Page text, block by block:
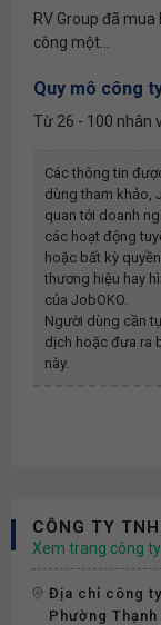
RV Group đã
công một...
Quy mô công
Từ 26 - 100 nhân
Các thông tin
dùng tham khảo,
quan tới doanh
các hoạt động
hoặc bất kỳ
thương hiệu hay
của JobOKO.
Người dùng cần
dịch hoặc đưa ra
này.
CÔNG TY
Xem trang công ty
Địa chỉ công
Phường